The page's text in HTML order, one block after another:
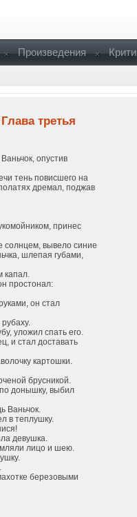
Произведения
третья
опустив
тень повисшего на
дремал, поджав
принес
солнцем, вывело синие
шлепая губами,
капал.
простонал:
он стал
уложил спать его.
и стал доставать
картошки.
брусникой.
донышку, выбил
Ваньчок.
в теплушку.
девушка.
лицо и шею.
березовыми